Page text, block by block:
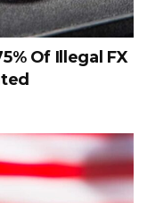
Of Illegal FX